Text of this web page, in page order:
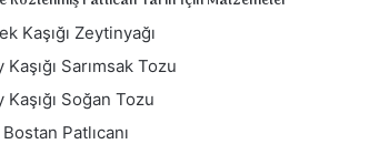
Kaşığı Zeytinyağı
Kaşığı Sarımsak Tozu
Kaşığı Soğan Tozu
Patlıcanı